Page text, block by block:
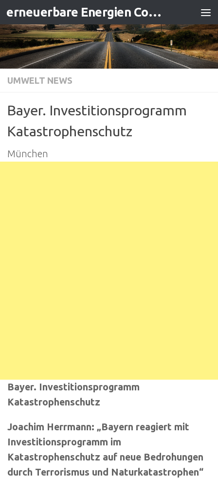
Zum Inhalt springen erneuerbare Energien Contracting
UMWELT NEWS
Bayer. Investitionsprogramm
Katastrophenschutz
München
Bayer. Investitionsprogramm
Katastrophenschutz
Joachim Herrmann: „Bayern reagiert mit
Investitionsprogramm im
Katastrophenschutz auf neue Bedrohungen
durch Terrorismus und Naturkatastrophen“